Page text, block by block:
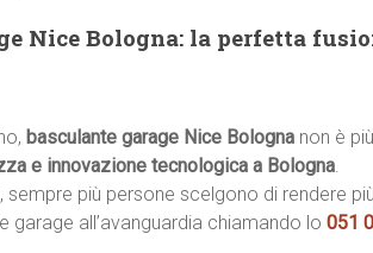
Nice Bologna: la perfetta
basculante garage Nice Bologna non è
e innovazione tecnologica a Bologna.
sempre più persone scelgono di rendere
garage all’avanguardia chiamando lo 051